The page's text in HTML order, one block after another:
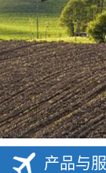
产品与